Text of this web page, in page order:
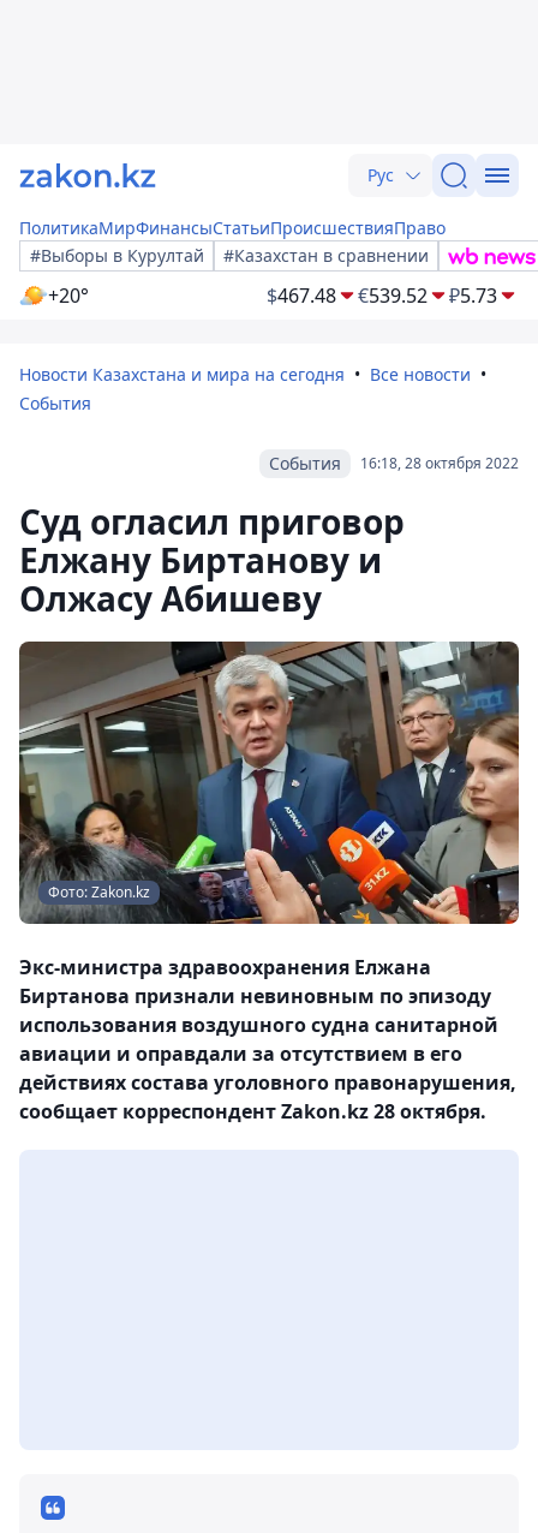
Рус
ПолитикаМирФинансыСтатьиПроисшествияПраво
#Выборы в Курултай
#Казахстан в сравнении
+20° $467.48 €539.52 ₽5.73
Новости Казахстана и мира на сегодня
Все новости
События
16:18, 28 октября 2022
События
Cуд огласил приговор
Елжану Биртанову и
Олжасу Абишеву
Фото: Zakon.kz
Экс-министра здравоохранения Елжана
Биртанова признали невиновным по эпизоду
использования воздушного судна санитарной
авиации и оправдали за отсутствием в его
действиях состава уголовного правонарушения,
сообщает корреспондент Zakon.kz 28 октября.